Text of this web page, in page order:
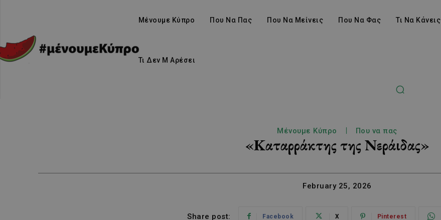
Μένουμε Κύπρο Που Να Πας Που Να Μείνεις Που Να Φας Τι Να Κάνεις
Τι Δεν Μ Αρέσει
Μένουμε Κύπρο Που να πας
«Καταρράκτης της Νεράιδας»
February 25, 2026
Share post: Facebook X Pinterest